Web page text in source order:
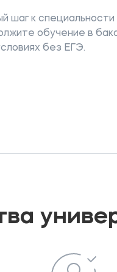
к специальности
обучение в
без ЕГЭ.